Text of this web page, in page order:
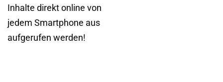
Inhalte direkt online von
jedem Smartphone aus
aufgerufen werden!